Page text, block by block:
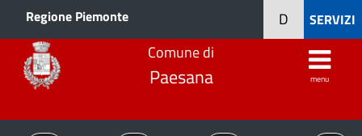
Regione Piemonte SERVIZI
D
Comune di
Paesana menu